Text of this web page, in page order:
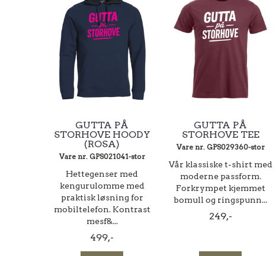
GUTTA PÅ
STORHOVE HOODY
(ROSA)
Vare nr. GPS021041-stor
Hettegenser med
kengurulomme med
praktisk løsning for
mobiltelefon. Kontrast
mesf&...
499,-
GUTTA PÅ
STORHOVE TEE
Vare nr. GPS029360-stor
Vår klassiske t-shirt med
moderne passform.
Forkrympet kjemmet
bomull og ringspunn...
249,-